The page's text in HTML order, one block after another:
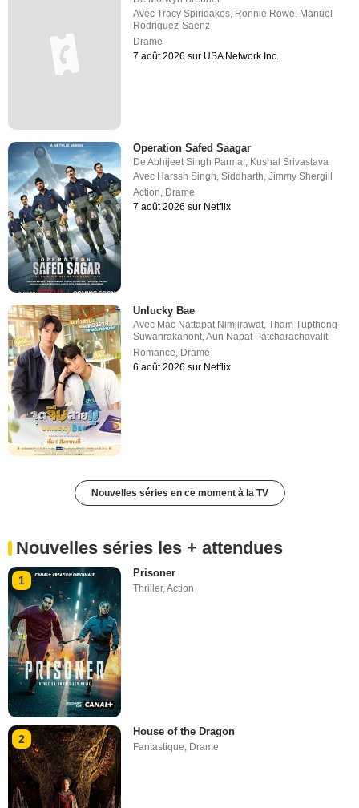
AvecTracy Spiridakos Ronnie Rowe Manuel
Rodriguez-Saenz
Drame
7 août 2026 sur USA Network Inc.
Operation Safed Saagar
DeAbhijeet Singh Parmar, Kushal Srivastava
Avec Harssh Singh,Siddharth,Jimmy Shergill
Action, Drame
7 août 2026 sur Netflix
Unlucky Bae
Avec Mac Nattapat Nimjirawat,Tham Tupthong
Suwanrakanont,Aun Napat Patcharachavalit
Romance, Drame
6 août 2026 sur Netflix
Nouvelles séries en ce moment à la TV
Nouvelles séries les + attendues
1
Prisoner
Thriller,Action
2
House of the Dragon
Fantastique, Drame